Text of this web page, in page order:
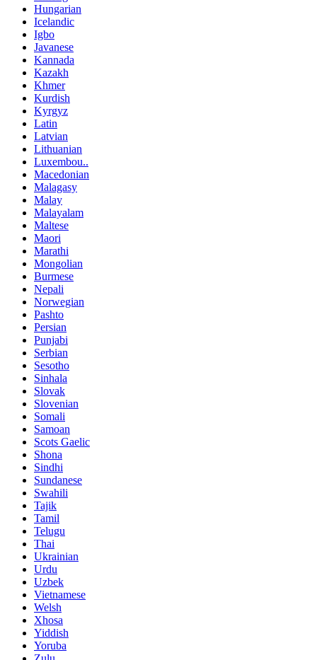
Hungarian
Icelandic
Igbo
Javanese
Kannada
Kazakh
Khmer
Kurdish
Kyrgyz
Latin
Latvian
Lithuanian
Luxembou..
Macedonian
Malagasy
Malay
Malayalam
Maltese
Maori
Marathi
Mongolian
Burmese
Nepali
Norwegian
Pashto
Persian
Punjabi
Serbian
Sesotho
Sinhala
Slovak
Slovenian
Somali
Samoan
Scots Gaelic
Shona
Sindhi
Sundanese
Swahili
Tajik
Tamil
Telugu
Thai
Ukrainian
Urdu
Uzbek
Vietnamese
Welsh
Xhosa
Yiddish
Yoruba